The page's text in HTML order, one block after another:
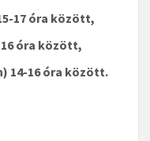
17 óra között,
óra között,
14-16 óra között.